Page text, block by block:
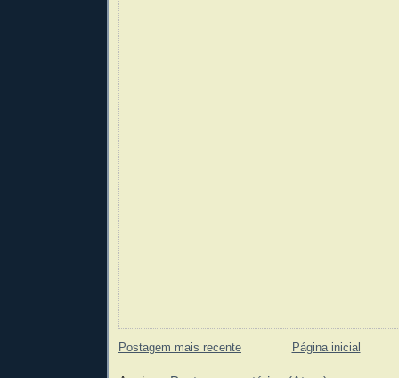
Postagem mais recente Página inicial